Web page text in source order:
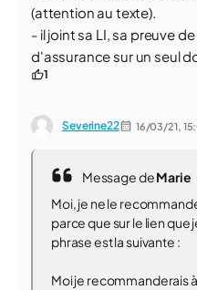
(attention au texte).
- il joint sa LI, sa preuve
d'assurance sur un seul
1
Severine22 16/03/21,
Message deMarie
Moi, je ne le
parce que sur le lien que
phrase est la suivante :
Moi je recommanderais